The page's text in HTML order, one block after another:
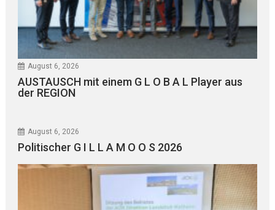
August 6, 2026
AUSTAUSCH mit einem G L O B A L Player aus
der REGION
August 6, 2026
Politischer G I L L A M O O S 2026